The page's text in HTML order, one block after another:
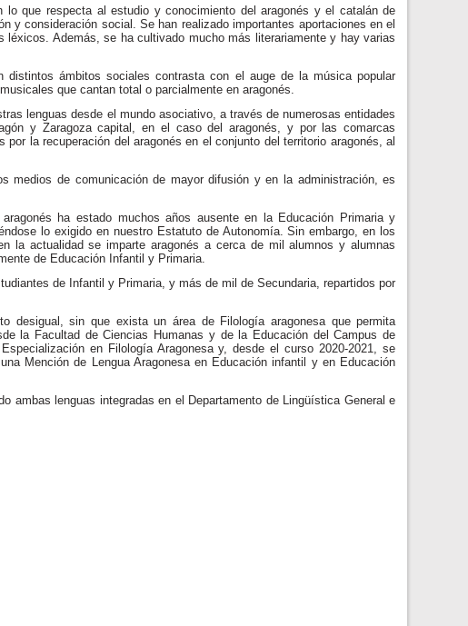
que respecta al estudio y conocimiento del aragonés y el catalán de
y consideración social. Se han realizado importantes aportaciones en el
Además, se ha cultivado mucho más literariamente y hay varias
ámbitos sociales contrasta con el auge de la música popular
que cantan total o parcialmente en aragonés.
lenguas desde el mundo asociativo, a través de numerosas entidades
y Zaragoza capital, en el caso del aragonés, y por las comarcas
la recuperación del aragonés en el conjunto del territorio aragonés, al
medios de comunicación de mayor difusión y en la administración, es
ha estado muchos años ausente en la Educación Primaria y
lo exigido en nuestro Estatuto de Autonomía. Sin embargo, en los
la actualidad se imparte aragonés a cerca de mil alumnos y alumnas
de Educación Infantil y Primaria.
de Infantil y Primaria, y más de mil de Secundaria, repartidos por
desigual, sin que exista un área de Filología aragonesa que permita
la Facultad de Ciencias Humanas y de la Educación del Campus de
en Filología Aragonesa y, desde el curso 2020-2021, se
Mención de Lengua Aragonesa en Educación infantil y en Educación
ambas lenguas integradas en el Departamento de Lingüística General e